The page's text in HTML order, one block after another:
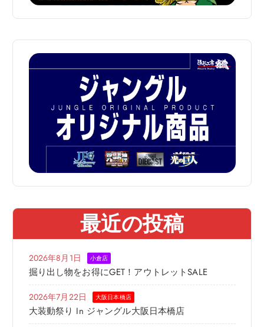
最近の投稿
2026年8月1日 小倉店
掘り出し物をお得にGET！アウトレットSALE
2026年7月22日 大阪日本橋店
大装動祭り In ジャングル大阪日本橋店